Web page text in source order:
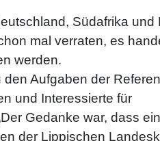
Südafrika und
mal verraten, es
werden.
Aufgaben der
und Interessierte für
Gedanke war, dass
der Lippischen